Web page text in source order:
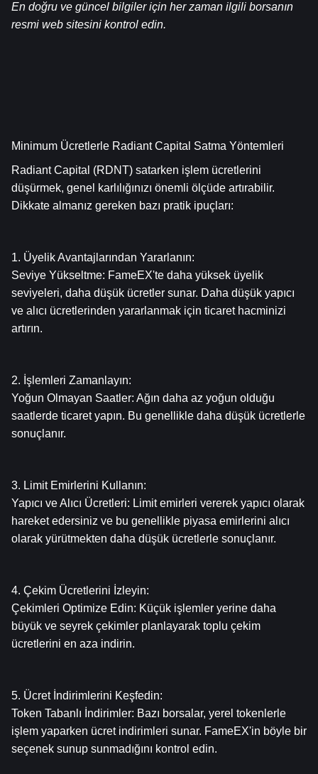
En doğru ve güncel bilgiler için her zaman ilgili borsanın
resmi web sitesini kontrol edin.
Minimum Ücretlerle Radiant Capital Satma Yöntemleri
Radiant Capital (RDNT) satarken işlem ücretlerini
düşürmek, genel karlılığınızı önemli ölçüde artırabilir.
Dikkate almanız gereken bazı pratik ipuçları:
1. Üyelik Avantajlarından Yararlanın:
Seviye Yükseltme: FameEX'te daha yüksek üyelik
seviyeleri, daha düşük ücretler sunar. Daha düşük yapıcı
ve alıcı ücretlerinden yararlanmak için ticaret hacminizi
artırın.
2. İşlemleri Zamanlayın:
Yoğun Olmayan Saatler: Ağın daha az yoğun olduğu
saatlerde ticaret yapın. Bu genellikle daha düşük ücretlerle
sonuçlanır.
3. Limit Emirlerini Kullanın:
Yapıcı ve Alıcı Ücretleri: Limit emirleri vererek yapıcı olarak
hareket edersiniz ve bu genellikle piyasa emirlerini alıcı
olarak yürütmekten daha düşük ücretlerle sonuçlanır.
4. Çekim Ücretlerini İzleyin:
Çekimleri Optimize Edin: Küçük işlemler yerine daha
büyük ve seyrek çekimler planlayarak toplu çekim
ücretlerini en aza indirin.
5. Ücret İndirimlerini Keşfedin:
Token Tabanlı İndirimler: Bazı borsalar, yerel tokenlerle
işlem yaparken ücret indirimleri sunar. FameEX'in böyle bir
seçenek sunup sunmadığını kontrol edin.